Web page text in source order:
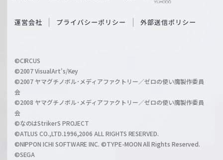
c
a
r
z
O
i
l
h
a
運営会社 プライバシーポリシー 外部送信ポリシー
©CIRCUS
©2007 VisualArt's/Key
©2007 ヤマグチノボル･メディアファクトリー／ゼロの使い魔製作委員
会
©2008 ヤマグチノボル･メディアファクトリー／ゼロの使い魔製作委員
会
©なのはStrikerS PROJECT
©ATLUS CO.,LTD.1996,2006 ALL RIGHTS RESERVED.
©NIPPON ICHI SOFTWARE INC. ©TYPE-MOON All Rights Reserved.
©SEGA